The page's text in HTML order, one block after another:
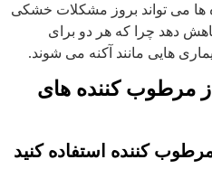
ها می تواند بروز مشکلات خشکی
دهد چرا که هر دو برای
هایی مانند آکنه می شوند.
مرطوب کننده های
کننده استفاده کنید